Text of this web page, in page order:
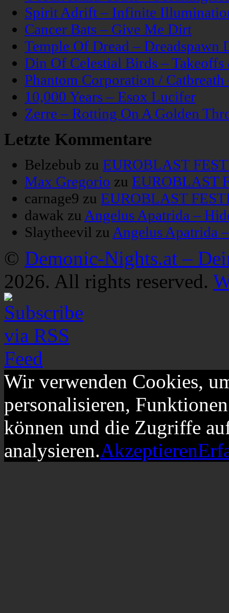
Spirit Adrift – Infinite
Cancer Bats – Give Me Dirt
Temple Of Dread – Dreadspawn
Din Of Celestial Birds –
Phantom Corporation /
10,000 Years – Esox Lucifer
Zerre – Rotting On A Golden
Letzte Kommentare
Belzebub zu EUROBLAST
Max Gregorio zu EUROBLAST
carnage9 zu EUROBLAST
dawak zu Angelus Apatrida –
Slaytheevil zu Angelus Apatrida
© Demonic-Nights.at –
2026. All rights reserved.
Wir verwenden Cookies,
personalisieren,
können und die Zugriffe
analysieren.Akzeptieren